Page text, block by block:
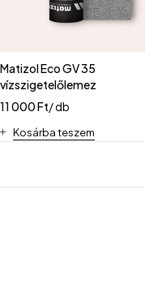
Matizol Eco GV 35
vízszigetelőlemez
11 000Ft/ db
Kosárba teszem